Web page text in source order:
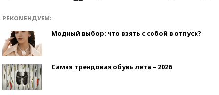
РЕКОМЕНДУЕМ:
Модный выбор: что взять с собой в отпуск?
Самая трендовая обувь лета – 2026